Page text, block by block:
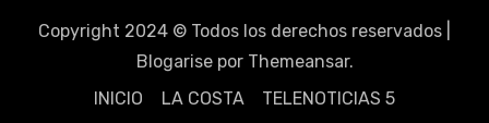
Copyright 2024 © Todos los derechos reservados
Blogarisepor Themeansar.
INICIO
LA COSTA TELENOTICIAS 5